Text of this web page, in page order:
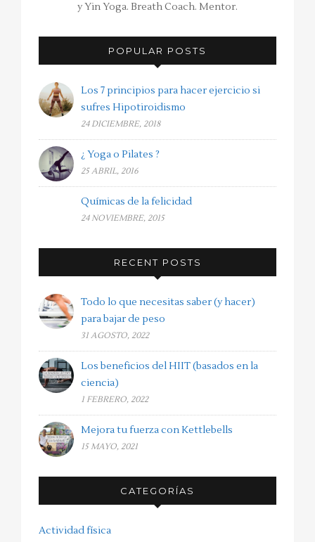
y Yin Yoga. Breath Coach. Mentor.
POPULAR POSTS
Los 7 principios para hacer ejercicio si
sufres Hipotiroidismo
24 DICIEMBRE, 2018
¿ Yoga o Pilates ?
25 ABRIL, 2016
Químicas de la felicidad
24 NOVIEMBRE, 2015
RECENT POSTS
Todo lo que necesitas saber (y hacer)
para bajar de peso
31 AGOSTO, 2022
Los beneficios del HIIT (basados en la
ciencia)
1 FEBRERO, 2022
Mejora tu fuerza con Kettlebells
15 MAYO, 2021
CATEGORÍAS
Actividad física